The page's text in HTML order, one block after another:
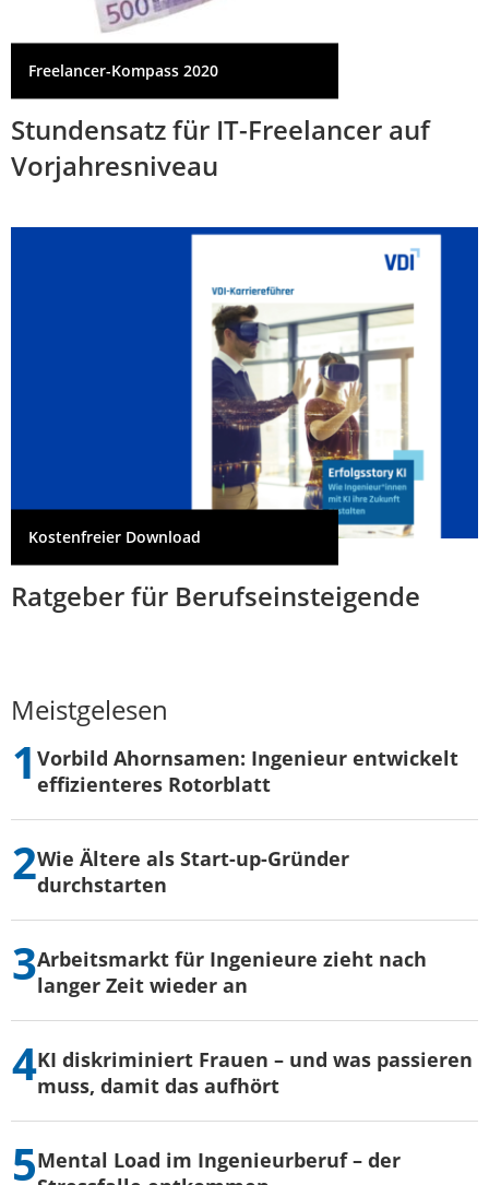
Freelancer-Kompass 2020
Stundensatz für IT-Freelancer auf
Vorjahresniveau
Kostenfreier Download
Ratgeber für Berufseinsteigende
Meistgelesen
Vorbild Ahornsamen: Ingenieur entwickelt
effizienteres Rotorblatt
Wie Ältere als Start-up-Gründer
durchstarten
Arbeitsmarkt für Ingenieure zieht nach
langer Zeit wieder an
KI diskriminiert Frauen – und was passieren
muss, damit das aufhört
Mental Load im Ingenieurberuf – der